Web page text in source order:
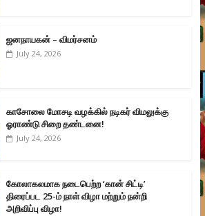
ஜனநாயகன் – விமர்சனம்
July 24, 2026
காசோலை மோசடி வழக்கில் நடிகர் விமலுக்கு
ஓராண்டு சிறை தண்டனை!
July 24, 2026
கோலாகலமாக நடைபெற்ற ‘கான் சிட்டி’
திரைப்பட 25-ம் நாள் விழா மற்றும் நன்றி
அறிவிப்பு விழா!